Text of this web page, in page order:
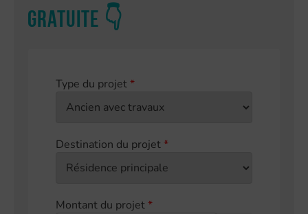
gratuite 👇
Type du projet*
Destination du projet*
Montant du projet*